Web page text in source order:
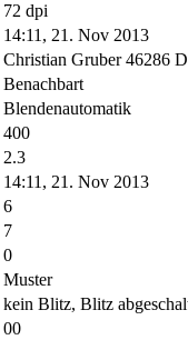
72 dpi
14:11, 21. Nov 2013
Christian Gruber 46286
Benachbart
Blendenautomatik
400
2.3
14:11, 21. Nov 2013
6
7
0
Muster
kein Blitz, Blitz
00